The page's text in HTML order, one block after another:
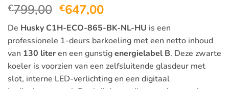
€799,00 Oorspronkelijke
prijs
was:
€799,00.
€647,00Huidige
prijs
is:
€647,00.
De Husky C1H-ECO-865-BK-NL-HU is een
professionele 1-deurs barkoeling met een netto inhoud
van 130 literen een gunstigenergielabel B. Deze zwarte
koeler is voorzien van een zelfsluitende glasdeur met
slot, interne LED-verlichting en een digitaal